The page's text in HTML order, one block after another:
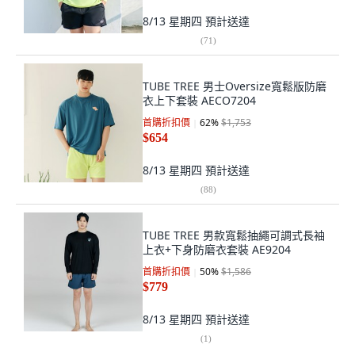
8/13 星期四 預計送達
(71)
TUBE TREE 男士Oversize寬鬆版防磨
衣上下套裝 AECO7204
首購折扣價 62%$1,753
$654
8/13 星期四 預計送達
(88)
TUBE TREE 男款寬鬆抽繩可調式長袖
上衣+下身防磨衣套裝 AE9204
首購折扣價 50%$1,586
$779
8/13 星期四 預計送達
(1)